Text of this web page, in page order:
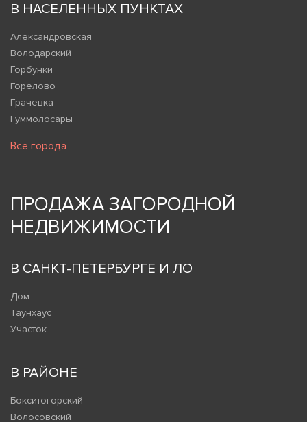
В НАСЕЛЕННЫХ ПУНКТАХ
Александровская
Володарский
Горбунки
Горелово
Грачевка
Гуммолосары
Все города
ПРОДАЖА ЗАГОРОДНОЙ
НЕДВИЖИМОСТИ
В САНКТ-ПЕТЕРБУРГЕ И ЛО
Дом
Таунхаус
Участок
В РАЙОНЕ
Бокситогорский
Волосовский